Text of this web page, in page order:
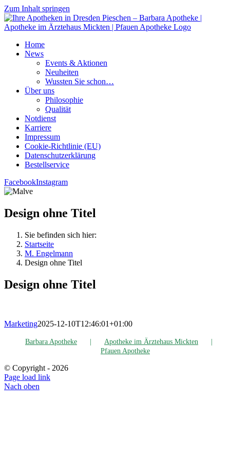
Zum Inhalt springen
Home
News
Events & Aktionen
Neu­hei­ten
Wuss­ten Sie schon…
Über uns
Phi­lo­so­phie
Qua­li­tät
Not­dienst
Kar­rie­re
Impres­sum
Coo­kie-Rich­t­­li­­nie (EU)
Datenschutz­erklärung
Bestell­ser­vice
FacebookInstagram
Design ohne Titel
Sie befinden sich hier:
Startseite
M. Engel­mann
Design ohne Titel
Design ohne Titel
Marketing2025-12-10T12:46:01+01:00
Bar­ba­ra Apotheke
Apo­the­ke im Ärz­te­haus Mickten
Pfau­en Apotheke
© Copyright - 2026
Page load link
Nach oben